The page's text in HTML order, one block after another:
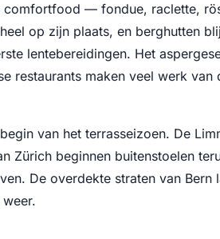
comfortfood — fondue, raclette,
op zijn plaats, en berghutten
lentebereidingen. Het
restaurants maken veel werk van
van het terrasseizoen. De
Zürich beginnen buitenstoelen
De overdekte straten van Bern